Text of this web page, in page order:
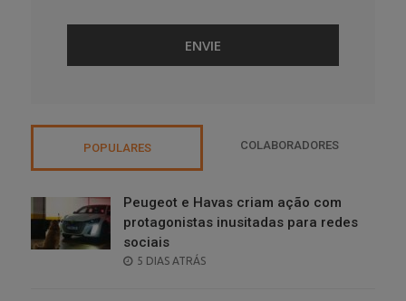
POPULARES COLABORADORES
Peugeot e Havas criam ação com
protagonistas inusitadas para redes
sociais
POSTED
5 DIAS ATRÁS